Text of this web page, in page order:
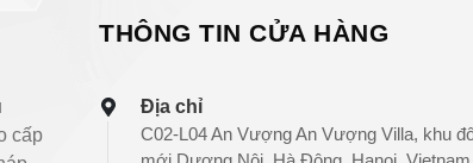
cấp
THÔNG TIN CỬA HÀNG
Địa chỉ
C02-L04 An Vượng An Vượng Villa, khu